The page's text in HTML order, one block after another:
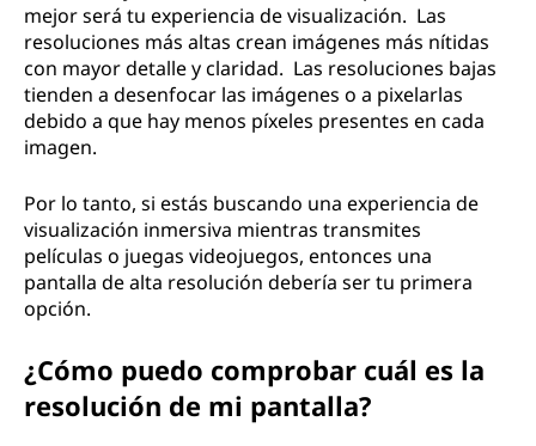
mejor será tu experiencia de visualización. Las
resoluciones más altas crean imágenes más nítidas
con mayor detalle y claridad. Las resoluciones bajas
tienden a desenfocar las imágenes o a pixelarlas
debido a que hay menos píxeles presentes en cada
imagen.
Por lo tanto, si estás buscando una experiencia de
visualización inmersiva mientras transmites
películas o juegas videojuegos, entonces una
pantalla de alta resolución debería ser tu primera
opción.
¿Cómo puedo comprobar cuál es la
resolución de mi pantalla?